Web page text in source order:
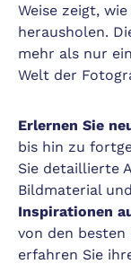
Weise zeigt,
herausholen.
mehr als nur
Welt der
Erlernen Sie
bis hin zu
Sie detaillierte
Bildmaterial
Inspirationen
von den
erfahren Sie